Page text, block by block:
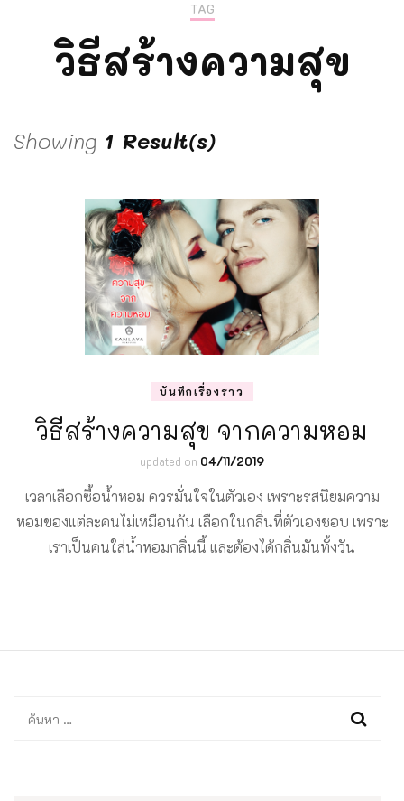
TAG
วิธีสร้างความสุข
Showing 1 Result(s)
บันทึกเรื่องราว
วิธีสร้างความสุข จากความหอม
updated on 04/11/2019
เวลาเลือกซื้อน้ำหอม ควรมั่นใจในตัวเอง เพราะรสนิยมความ
หอมของแต่ละคนไม่เหมือนกัน เลือกในกลิ่นที่ตัวเองชอบ เพราะ
เราเป็นคนใส่น้ำหอมกลิ่นนี้ และต้องได้กลิ่นมันทั้งวัน
ค้นหา